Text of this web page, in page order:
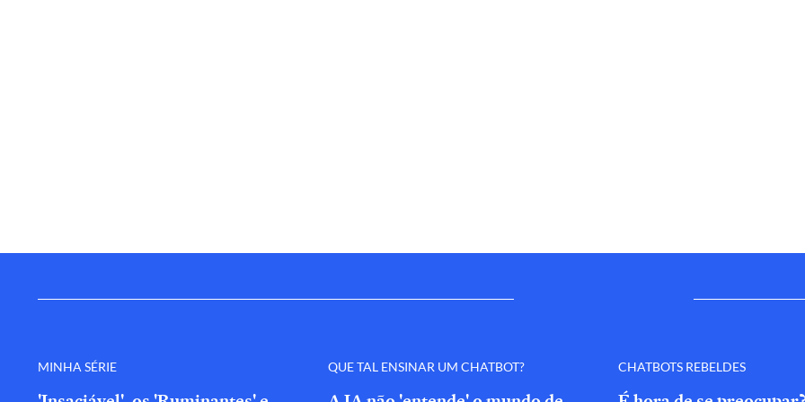
MINHA SÉRIE QUE TAL ENSINAR UM CHATBOT? CHATBOTS REBELDES